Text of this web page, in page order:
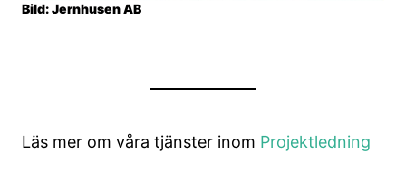
Bild: Jernhusen AB
Läs mer om våra tjänster inom Projektledning